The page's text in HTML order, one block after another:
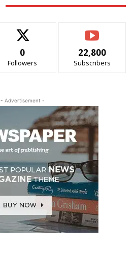
0
Followers
22,800
Subscribers
- Advertisement -